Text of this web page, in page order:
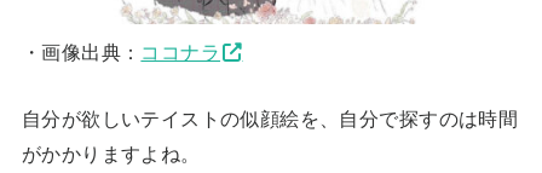
・画像出典： ココナラ
自分が欲しいテイストの似顔絵を、自分で探すのは時間
がかかりますよね。